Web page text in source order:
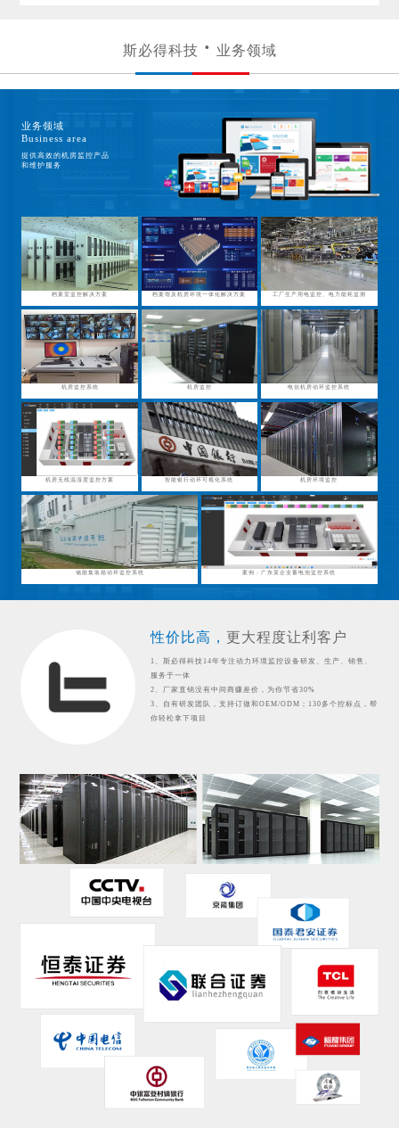
斯必得科技 业务领域
业务领域
Business area
提供高效的机房监控产品
和维护服务
档案室监控解决方案 档案馆及机房环境一体化解决方案 工厂生产用电监控、电力能耗监测
机房监控系统 机房监控 电信机房动环监控系统
机房无线温湿度监控方案 智能银行动环可视化系统 机房环境监控
储能集装箱动环监控系统 案例：广东某企业蓄电池监控系统
性价比高， 更大程度让利客户
1、斯必得科技14年专注动力环境监控设备研发、生产、销售、
服务于一体
2、厂家直销没有中间商赚差价，为你节省30%
3、自有研发团队，支持订做和OEM/ODM；130多个控标点，帮
你轻松拿下项目